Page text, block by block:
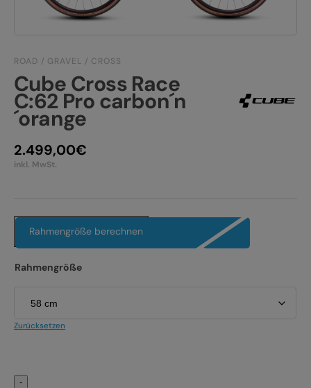
E-BIKE FULLY
E-BIKE TOUR
Alle entdecken
PRODUKTRÜCKRUFE
ROAD / GRAVEL / CROSS
Cube Cross Race
C:62 Pro carbon´n
´orange
2.499,00€
inkl. MwSt.
Rahmengröße berechnen
Rahmengröße
Zurücksetzen
-